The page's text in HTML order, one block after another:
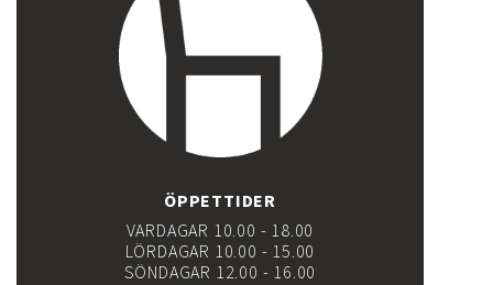
ÖPPETTIDER
VARDAGAR 10.00 - 18.00
LÖRDAGAR 10.00 - 15.00
SÖNDAGAR 12.00 - 16.00